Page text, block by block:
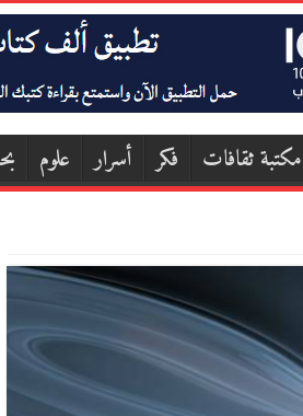
مكتبة ثقافات فكر أسرار علوم